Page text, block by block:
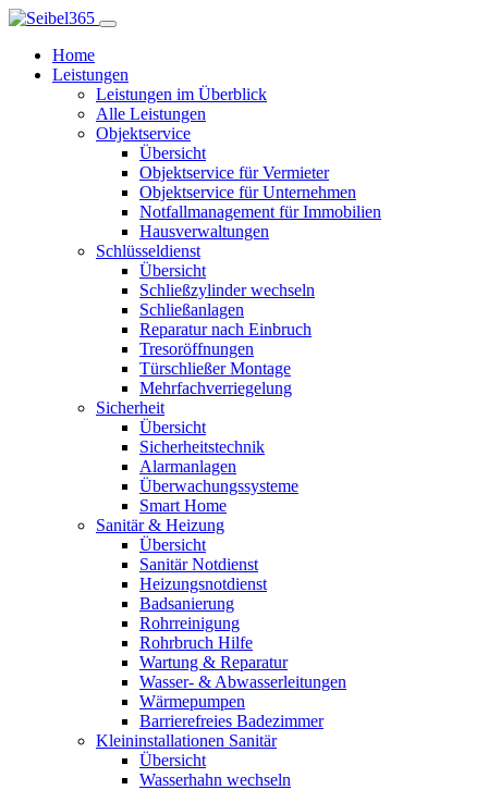
Home
Leistungen
Leistungen im Überblick
Alle Leistungen
Objektservice
Übersicht
Objektservice für Vermieter
Objektservice für Unternehmen
Notfallmanagement für Immobilien
Hausverwaltungen
Schlüsseldienst
Übersicht
Schließzylinder wechseln
Schließanlagen
Reparatur nach Einbruch
Tresoröffnungen
Türschließer Montage
Mehrfachverriegelung
Sicherheit
Übersicht
Sicherheitstechnik
Alarmanlagen
Überwachungssysteme
Smart Home
Sanitär & Heizung
Übersicht
Sanitär Notdienst
Heizungsnotdienst
Badsanierung
Rohrreinigung
Rohrbruch Hilfe
Wartung & Reparatur
Wasser- & Abwasserleitungen
Wärmepumpen
Barrierefreies Badezimmer
Kleininstallationen Sanitär
Übersicht
Wasserhahn wechseln